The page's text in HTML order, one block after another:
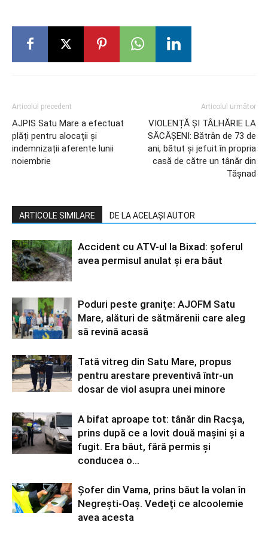
Articolul precedent
AJPIS Satu Mare a efectuat
plăți pentru alocații și
indemnizații aferente lunii
noiembrie
Articolul următor
VIOLENȚĂ ȘI TÂLHĂRIE LA
SĂCĂȘENI: Bătrân de 73 de
ani, bătut și jefuit în propria
casă de către un tânăr din
Tășnad
ARTICOLE SIMILARE DE LA ACELAȘI AUTOR
Accident cu ATV-ul la Bixad: șoferul
avea permisul anulat și era băut
Poduri peste granițe: AJOFM Satu
Mare, alături de sătmărenii care aleg
să revină acasă
Tată vitreg din Satu Mare, propus
pentru arestare preventivă într-un
dosar de viol asupra unei minore
A bifat aproape tot: tânăr din Racșa,
prins după ce a lovit două mașini și a
fugit. Era băut, fără permis și
conducea o...
Șofer din Vama, prins băut la volan în
Negrești-Oaș. Vedeți ce alcoolemie
avea acesta